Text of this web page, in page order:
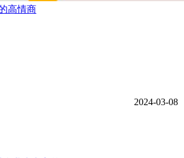
高情商
2024-03-08